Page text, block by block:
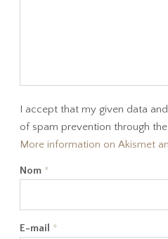
I accept that my given data
of spam prevention through the
More information on Akismet
Nom *
E-mail *